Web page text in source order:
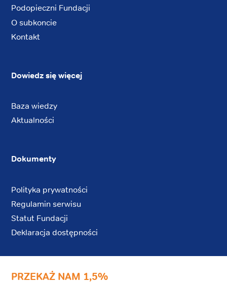
Podopieczni Fundacji
O subkoncie
Kontakt
Dowiedz się więcej
Baza wiedzy
Aktualności
Dokumenty
Polityka prywatności
Regulamin serwisu
Statut Fundacji
Deklaracja dostępności
PRZEKAŻ NAM 1,5%